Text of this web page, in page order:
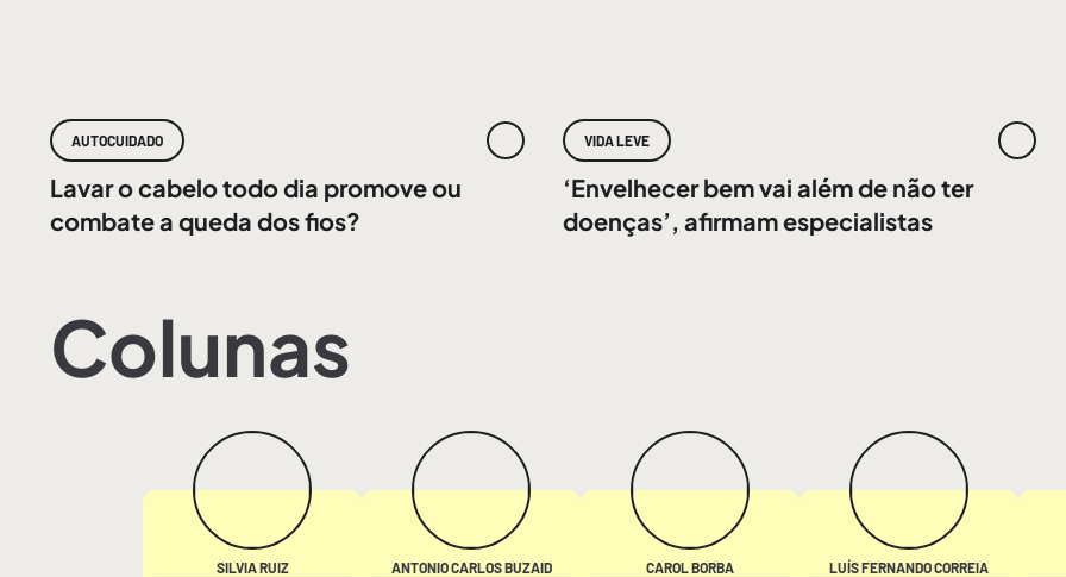
AUTOCUIDADO
Lavar o cabelo todo dia promove ou
combate a queda dos fios?
VIDA LEVE
‘Envelhecer bem vai além de não ter
doenças’, afirmam especialistas
Colunas
SILVIA RUIZ ANTONIO CARLOS BUZAID CAROL BORBA LUÍS FERNANDO CORREIA